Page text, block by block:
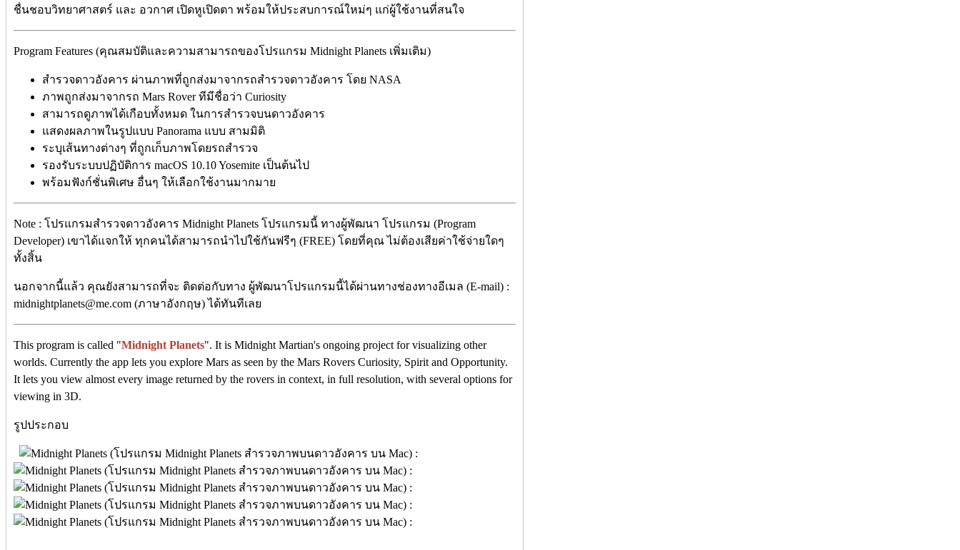
ชื่นชอบวิทยาศาสตร์ และ อวกาศ เปิดหูเปิดตา พร้อมให้ประสบการณ์ใหม่ๆ แก่ผู้ใช้งานที่สนใจ
Program Features (คุณสมบัติและความสามารถของโปรแกรม Midnight Planets เพิ่มเติม)
สำรวจดาวอังคาร ผ่านภาพที่ถูกส่งมาจากรถสำรวจดาวอังคาร โดย NASA
ภาพถูกส่งมาจากรถ Mars Rover ทีมีชื่อว่า Curiosity
สามารถดูภาพได้เกือบทั้งหมด ในการสำรวจบนดาวอังคาร
แสดงผลภาพในรูปแบบ Panorama แบบ สามมิติ
ระบุเส้นทางต่างๆ ที่ถูกเก็บภาพโดยรถสำรวจ
รองรับระบบปฏิบัติการ macOS 10.10 Yosemite เป็นต้นไป
พร้อมฟังก์ชั่นพิเศษ อื่นๆ ให้เลือกใช้งานมากมาย
Note : โปรแกรมสำรวจดาวอังคาร Midnight Planets โปรแกรมนี้ ทางผู้พัฒนา โปรแกรม (Program
Developer) เขาได้แจกให้ ทุกคนได้สามารถนำไปใช้กันฟรีๆ (FREE) โดยที่คุณ ไม่ต้องเสียค่าใช้จ่ายใดๆ
ทั้งสิ้น
นอกจากนี้แล้ว คุณยังสามารถที่จะ ติดต่อกับทาง ผู้พัฒนาโปรแกรมนี้ได้ผ่านทางช่องทางอีเมล (E-mail) :
midnightplanets@me.com (ภาษาอังกฤษ) ได้ทันทีเลย
This program is called "Midnight Planets". It is Midnight Martian's ongoing project for visualizing other
worlds. Currently the app lets you explore Mars as seen by the Mars Rovers Curiosity, Spirit and Opportunity.
It lets you view almost every image returned by the rovers in context, in full resolution, with several options for
viewing in 3D.
รูปประกอบ